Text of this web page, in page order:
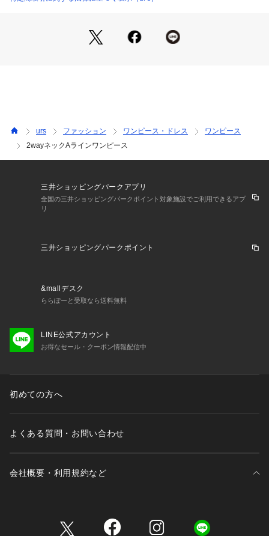
urs ファッション ワンピース・ドレス
ワンピース
2wayネックAラインワンピース
三井ショッピングパークアプリ
全国の三井ショッピングパークポイント対象施設でご利用できるアプ
リ
三井ショッピングパークポイント
&mallデスク
ららぽーと受取なら送料無料
LINE公式アカウント
お得なセール・クーポン情報配信中
初めての方へ
よくある質問・お問い合わせ
会社概要・利用規約など